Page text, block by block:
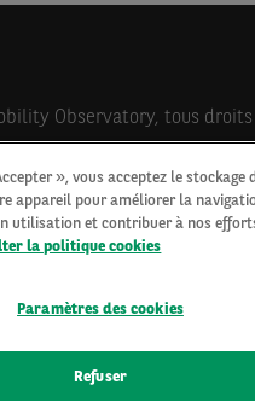
Observatory, tous droits
personnelles
», vous acceptez le stockage
appareil pour améliorer la
utilisation et contribuer à nos
la politique cookies
Paramètres des cookies
Refuser